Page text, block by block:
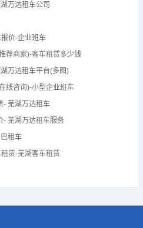
万达租车公司
价-企业班车
荐商家)-客车租赁多少钱
万达租车平台(多图)
线咨询)-小型企业班车
- 芜湖万达租车
- 芜湖万达租车服务
租车
赁-芜湖客车租赁